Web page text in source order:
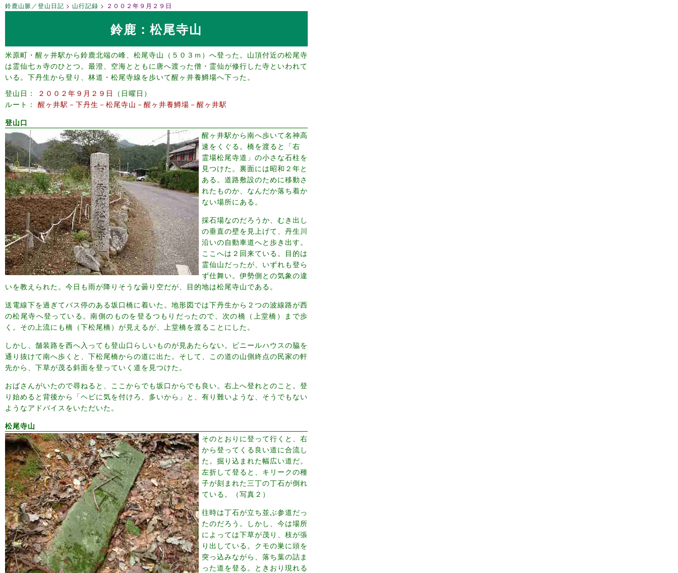
鈴鹿山脈／登山日記 山行記録 ２００２年９月２９日
鈴鹿：松尾寺山
米原町・醒ヶ井駅から鈴鹿北端の峰、松尾寺山（５０３ｍ）へ登った。山頂付近の松尾寺
は霊仙七ヵ寺のひとつ。最澄、空海とともに唐へ渡った僧・霊仙が修行した寺といわれて
いる。下丹生から登り、林道・松尾寺線を歩いて醒ヶ井養鱒場へ下った。
登山日
２００２年９月２９日
日曜日
ルート
醒ヶ井駅－下丹生－松尾寺山－醒ヶ井養鱒場－醒ヶ井駅
登山口
醒ヶ井駅から南へ歩いて名神高
速をくぐる。橋を渡ると「右
霊場松尾寺道」の小さな石柱を
見つけた。裏面には昭和２年と
ある。道路敷設のために移動さ
れたものか、なんだか落ち着か
ない場所にある。
採石場なのだろうか、むき出し
の垂直の壁を見上げて、丹生川
沿いの自動車道へと歩き出す。
ここへは２回来ている。目的は
霊仙山だったが、いずれも登ら
ず仕舞い。伊勢側との気象の違
いを教えられた。今日も雨が降りそうな曇り空だが、目的地は松尾寺山である。
送電線下を過ぎてバス停のある坂口橋に着いた。地形図では下丹生から２つの波線路が西
の松尾寺へ登っている。南側のものを登るつもりだったので、次の橋（上堂橋）まで歩
く。その上流にも橋（下松尾橋）が見えるが、上堂橋を渡ることにした。
しかし、舗装路を西へ入っても登山口らしいものが見あたらない。ビニールハウスの脇を
通り抜けて南へ歩くと、下松尾橋からの道に出た。そして、この道の山側終点の民家の軒
先から、下草が茂る斜面を登っていく道を見つけた。
おばさんがいたので尋ねると、ここからでも坂口からでも良い。右上へ登れとのこと。登
り始めると背後から「ヘビに気を付けろ、多いから」と、有り難いような、そうでもない
ようなアドバイスをいただいた。
松尾寺山
そのとおりに登って行くと、右
から登ってくる良い道に合流し
た。掘り込まれた幅広い道だ。
左折して登ると、キリークの種
子が刻まれた三丁の丁石が倒れ
ている。（写真２）
往時は丁石が立ち並ぶ参道だっ
たのだろう。しかし、今は場所
によっては下草が茂り、枝が張
り出している。クモの巣に頭を
突っ込みながら、落ち葉の詰ま
った道を登る。ときおり現れる